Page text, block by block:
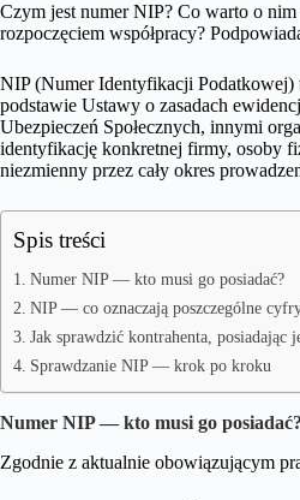
Czym jest numer NIP? Co warto o
rozpoczęciem współpracy?
NIP (Numer Identyfikacji
podstawie Ustawy o zasadach
Ubezpieczeń Społecznych, innymi
identyfikację konkretnej firmy, osoby
niezmienny przez cały okres
Spis treści
Numer NIP — kto musi go posiadać?
NIP — co oznaczają poszczególne
Jak sprawdzić kontrahenta, posiadając
Sprawdzanie NIP — krok po kroku
Numer NIP — kto musi go posiadać?
Zgodnie z aktualnie obowiązującym